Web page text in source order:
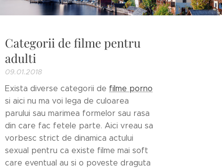
Categorii de filme pentru
adulti
09.01.2018
Exista diverse categorii de filme porno
si aici nu ma voi lega de culoarea
parului sau marimea formelor sau rasa
din care fac fetele parte. Aici vreau sa
vorbesc strict de dinamica actului
sexual pentru ca existe filme mai soft
care eventual au si o poveste draguta